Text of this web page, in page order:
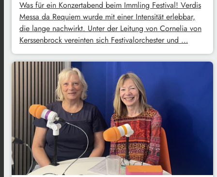
Was für ein Konzertabend beim Immling Festival! Verdis
Messa da Requiem wurde mit einer Intensität erlebbar,
die lange nachwirkt. Unter der Leitung von Cornelia von
Kerssenbrock vereinten sich Festivalorchester und …